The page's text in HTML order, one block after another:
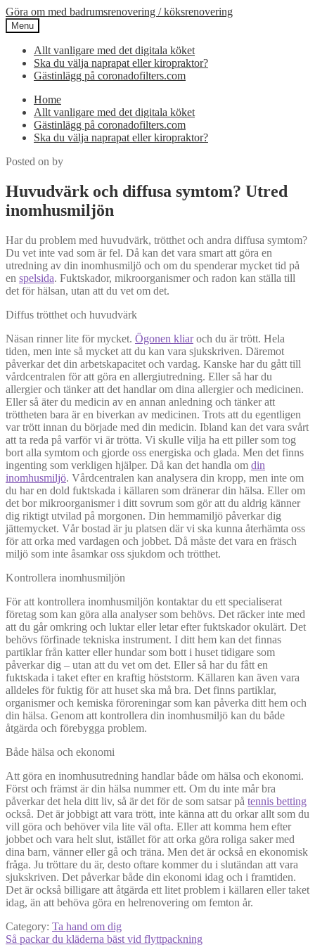
Skip
to
navigation
Skip
to
content
Göra om med badrumsrenovering / köksrenovering
Menu
Allt vanligare med det digitala köket
Ska du välja naprapat eller kiropraktor?
Gästinlägg på coronadofilters.com
Home
Allt vanligare med det digitala köket
Gästinlägg på coronadofilters.com
Ska du välja naprapat eller kiropraktor?
Posted on by
Huvudvärk och diffusa symtom? Utred
inomhusmiljön
Har du problem med huvudvärk, trötthet och andra diffusa symtom?
Du vet inte vad som är fel. Då kan det vara smart att göra en
utredning av din inomhusmiljö och om du spenderar mycket tid på
en spelsida. Fuktskador, mikroorganismer och radon kan ställa till
det för hälsan, utan att du vet om det.
Diffus trötthet och huvudvärk
Näsan rinner lite för mycket. Ögonen kliaroch du är trött. Hela
tiden, men inte så mycket att du kan vara sjukskriven. Däremot
påverkar det din arbetskapacitet och vardag. Kanske har du gått till
vårdcentralen för att göra en allergiutredning. Eller så har du
allergier och tänker att det handlar om dina allergier och medicinen.
Eller så äter du medicin av en annan anledning och tänker att
tröttheten bara är en biverkan av medicinen. Trots att du egentligen
var trött innan du började med din medicin. Ibland kan det vara svårt
att ta reda på varför vi är trötta. Vi skulle vilja ha ett piller som tog
bort alla symtom och gjorde oss energiska och glada. Men det finns
ingenting som verkligen hjälper. Då kan det handla om din
inomhusmiljö. Vårdcentralen kan analysera din kropp, men inte om
du har en dold fuktskada i källaren som dränerar din hälsa. Eller om
det bor mikroorganismer i ditt sovrum som gör att du aldrig känner
dig riktigt utvilad på morgonen. Din hemmamiljö påverkar dig
jättemycket. Vår bostad är ju platsen där vi ska kunna återhämta oss
för att orka med vardagen och jobbet. Då måste det vara en fräsch
miljö som inte åsamkar oss sjukdom och trötthet.
Kontrollera inomhusmiljön
För att kontrollera inomhusmiljön kontaktar du ett specialiserat
företag som kan göra alla analyser som behövs. Det räcker inte med
att du går omkring och luktar eller letar efter fuktskador okulärt. Det
behövs förfinade tekniska instrument. I ditt hem kan det finnas
partiklar från katter eller hundar som bott i huset tidigare som
påverkar dig – utan att du vet om det. Eller så har du fått en
fuktskada i taket efter en kraftig höststorm. Källaren kan även vara
alldeles för fuktig för att huset ska må bra. Det finns partiklar,
organismer och kemiska föroreningar som kan påverka ditt hem och
din hälsa. Genom att kontrollera din inomhusmiljö kan du både
åtgärda och förebygga problem.
Både hälsa och ekonomi
Att göra en inomhusutredning handlar både om hälsa och ekonomi.
Först och främst är din hälsa nummer ett. Om du inte mår bra
påverkar det hela ditt liv, så är det för de som satsar på tennis betting
också. Det är jobbigt att vara trött, inte känna att du orkar allt som du
vill göra och behöver vila lite väl ofta. Eller att komma hem efter
jobbet och vara helt slut, istället för att orka göra roliga saker med
dina barn, vänner eller gå och träna. Men det är också en ekonomisk
fråga. Ju tröttare du är, desto oftare kommer du i slutändan att vara
sjukskriven. Det påverkar både din ekonomi idag och i framtiden.
Det är också billigare att åtgärda ett litet problem i källaren eller taket
idag, än att behöva göra en helrenovering om femton år.
Category: Ta hand om dig
Previous
Så packar du kläderna bäst vid flyttpackning